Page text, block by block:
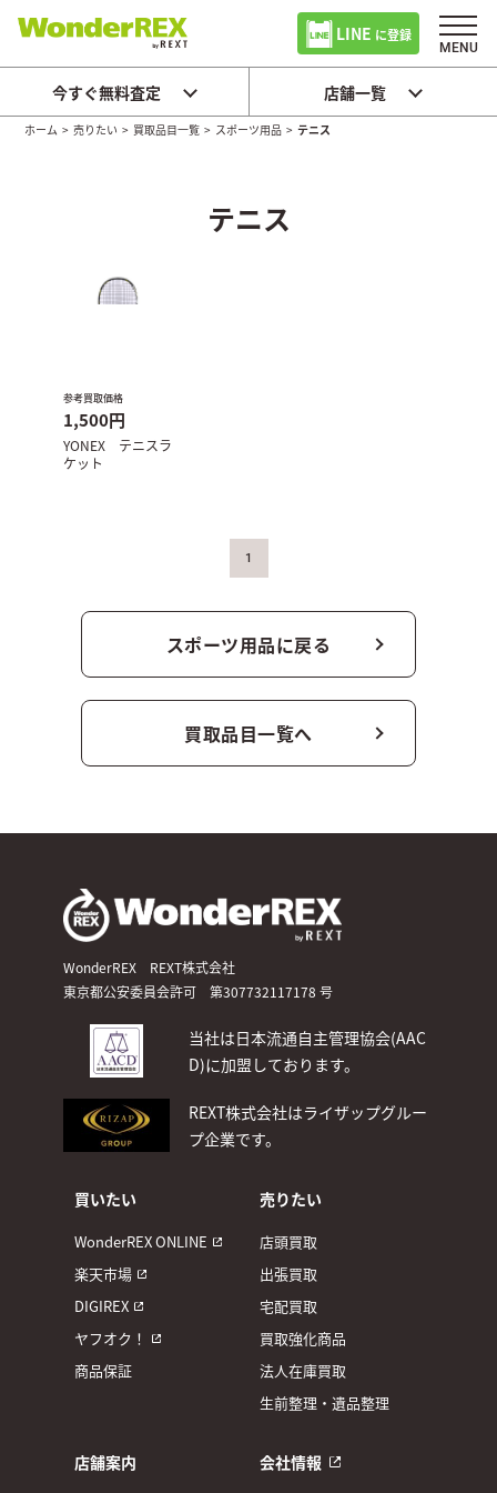
LINE に登録
今すぐ無料査定 店舗一覧
ホーム >売りたい > 買取品目一覧 > スポーツ用品 >テニス
テニス
参考買取価格
1,500円
YONEX テニスラ
ケット
1
スポーツ用品に戻る
買取品目一覧へ
WonderREX REXT株式会社
東京都公安委員会許可 第307732117178 号
当社は日本流通自主管理協会(AAC
D)に加盟しております。
REXT株式会社はライザップグルー
プ企業です。
買いたい
WonderREX ONLINE
楽天市場
DIGIREX
ヤフオク！
商品保証
売りたい
店頭買取
出張買取
宅配買取
買取強化商品
法人在庫買取
生前整理・遺品整理
店舗案内 会社情報